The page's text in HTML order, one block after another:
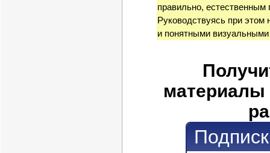
правильно, естественным
Руководствуясь при
и понятными
материалы